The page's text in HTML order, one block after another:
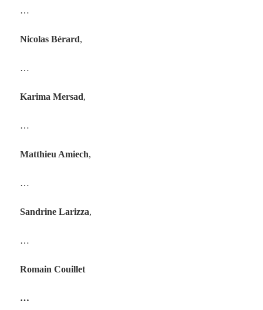
…
Nicolas Bérard,
…
Karima Mersad,
…
Matthieu Amiech,
…
Sandrine Larizza,
…
Romain Couillet
…